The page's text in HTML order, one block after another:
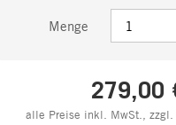
Menge
279,00
alle Preise inkl. MwSt., zzgl.